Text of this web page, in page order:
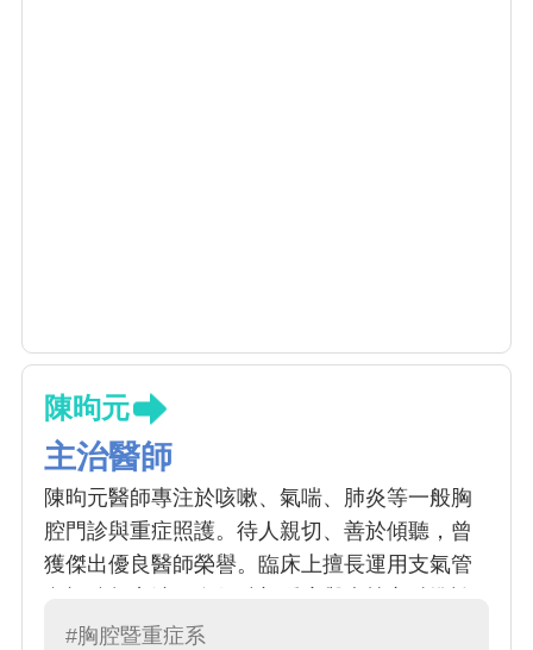
陳昫元
主治醫師
陳昫元醫師專注於咳嗽、氣喘、肺炎等一般胸
腔門診與重症照護。待人親切、善於傾聽，曾
獲傑出優良醫師榮譽。臨床上擅長運用支氣管
斷。目前亦服務於豐原惠盛醫院，提供在地化
#胸腔暨重症系